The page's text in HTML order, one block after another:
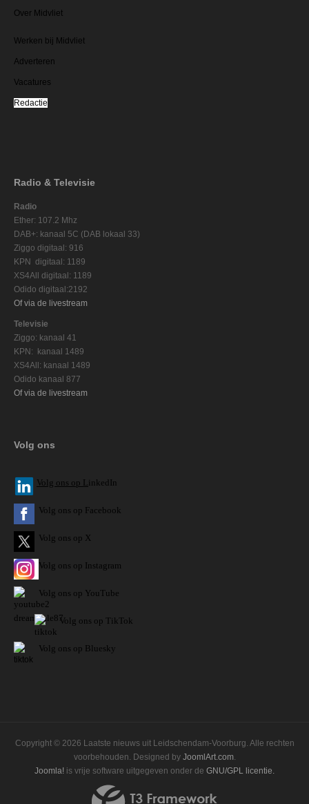
Over Midvliet
Werken bij Midvliet
Adverteren
Vacatures
Redactie
Radio & Televisie
Radio
Ether: 107.2 Mhz
DAB+: kanaal 5C (DAB lokaal 33)
Ziggo digitaal: 916
KPN digitaal: 1189
XS4All digitaal: 1189
Odido digitaal:2192
Of via de livestream
Televisie
Ziggo: kanaal 41
KPN: kanaal 1489
XS4All: kanaal 1489
Odido kanaal 877
Of via de livestream
Volg ons
Volg ons op LinkedIn
Volg ons op Facebook
Volg ons op X
Volg ons op Instagram
Volg ons op YouTube
Volg ons op TikTok
Volg ons op Bluesky
Copyright © 2026 Laatste nieuws uit Leidschendam-Voorburg. Alle rechten
voorbehouden. Designed by JoomlArt.com.
Joomla! is vrije software uitgegeven onder de GNU/GPL licentie.